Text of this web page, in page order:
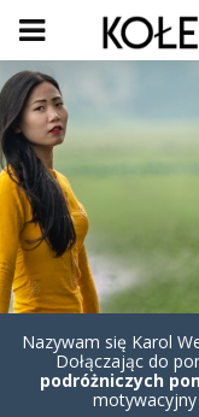
Nazywam się Karol
Dołączając do
podróżniczych